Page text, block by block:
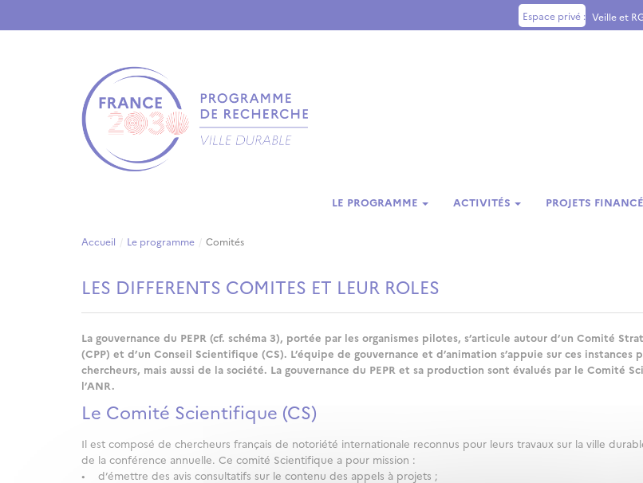
Espace privé : Veille et
LE PROGRAMME ACTIVITÉS PROJETS
Accueil Le programme Comités
LES DIFFERENTS COMITES ET LEUR ROLES
La gouvernance du PEPR (cf. schéma 3), portée par les organismes pilotes, s’articule autour d’un Comité
(CPP) et d’un Conseil Scientifique (CS). L’équipe de gouvernance et d’animation s’appuie sur ces
chercheurs, mais aussi de la société. La gouvernance du PEPR et sa production sont évalués par le Comité
l’ANR.
Le Comité Scientifique (CS)
Il est composé de chercheurs français de notoriété internationale reconnus pour leurs travaux sur la ville
de la conférence annuelle. Ce comité Scientifique a pour mission :
• d’émettre des avis consultatifs sur le contenu des appels à projets ;